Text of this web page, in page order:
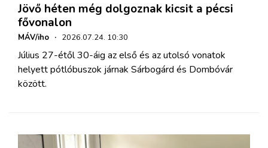
Jövő héten még dolgoznak kicsit a pécsi
fővonalon
MÁV/iho · 2026.07.24. 10:30
Július 27-étől 30-áig az első és az utolsó vonatok
helyett pótlóbuszok járnak Sárbogárd és Dombóvár
között.